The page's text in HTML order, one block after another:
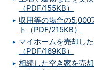
（PDF/155KB）
収用等の場合の
ト（PDF/215KB）
マイホームを売却し
（PDF/169KB）
相続した空き家を売